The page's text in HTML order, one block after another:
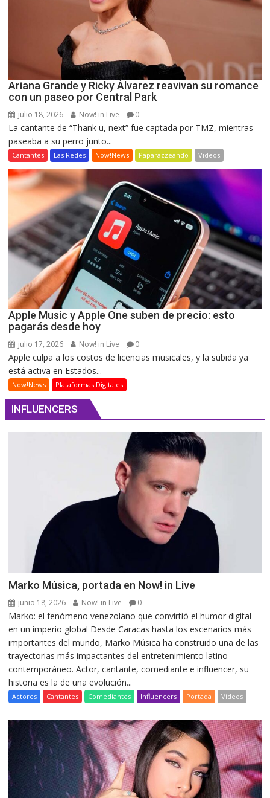
Ariana Grande y Ricky Álvarez reavivan su romance
con un paseo por Central Park
julio 18, 2026 Now! in Live 0
La cantante de “Thank u, next” fue captada por TMZ, mientras
paseaba a su perro junto...
Cantantes Las Redes Now!News Paparazzeando Videos
Apple Music y Apple One suben de precio: esto
pagarás desde hoy
julio 17, 2026 Now! in Live 0
Apple culpa a los costos de licencias musicales, y la subida ya
está activa en Estados...
Now!News Plataformas Digitales
INFLUENCERS
Marko Música, portada en Now! in Live
junio 18, 2026 Now! in Live 0
Marko: el fenómeno venezolano que convirtió el humor digital
en un imperio global Desde Caracas hasta los escenarios más
importantes del mundo, Marko Música ha construido una de las
trayectorias más impactantes del entretenimiento latino
contemporáneo. Actor, cantante, comediante e influencer, su
historia es la de una evolución...
Actores Cantantes Comediantes Influencers Portada Videos